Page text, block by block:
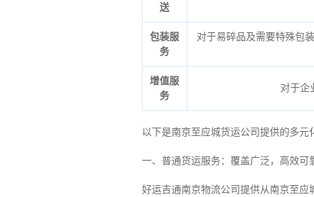
送
包装服
务
对于易碎品及需要特殊包
增值服
务
对于企
以下是南京至应城货运公司提供的多元
一、普通货运服务：覆盖广泛，高效可
好运吉通南京物流公司提供从南京至应